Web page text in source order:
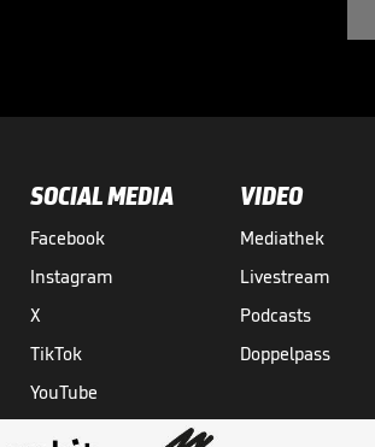
SOCIAL MEDIA
Facebook
Instagram
X
TikTok
YouTube
VIDEO
Mediathek
Livestream
Podcasts
Doppelpass